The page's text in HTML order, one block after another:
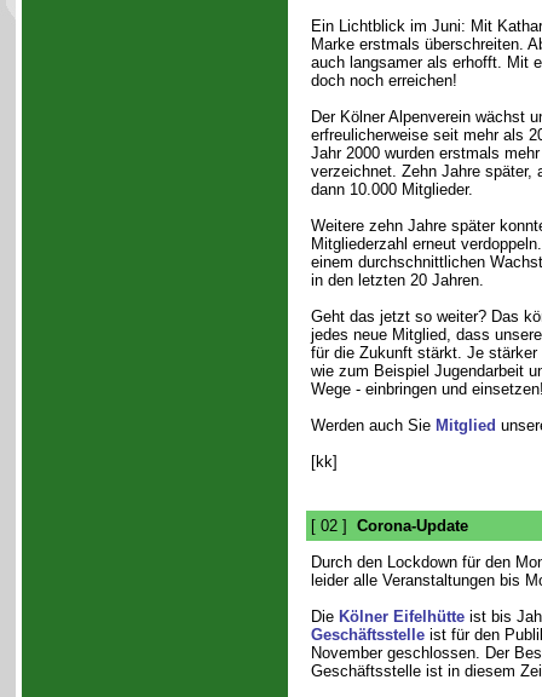
Ein Lichtblick im Juni: Mit
Marke erstmals überschreiten.
auch langsamer als erhofft. Mit
doch noch erreichen!
Der Kölner Alpenverein wächst
erfreulicherweise seit mehr als
Jahr 2000 wurden erstmals
verzeichnet. Zehn Jahre später,
dann 10.000 Mitglieder.
Weitere zehn Jahre später
Mitgliederzahl erneut
einem durchschnittlichen
in den letzten 20 Jahren.
Geht das jetzt so weiter? Das
jedes neue Mitglied, dass
für die Zukunft stärkt. Je
wie zum Beispiel Jugendarbeit
Wege - einbringen und
Werden auch Sie Mitglied
[kk]
[ 02 ] Corona-Update
Durch den Lockdown für den
leider alle Veranstaltungen bis
Die Kölner Eifelhütteist bis
Geschäftsstelleist für den
November geschlossen. Der
Geschäftsstelle ist in diesem